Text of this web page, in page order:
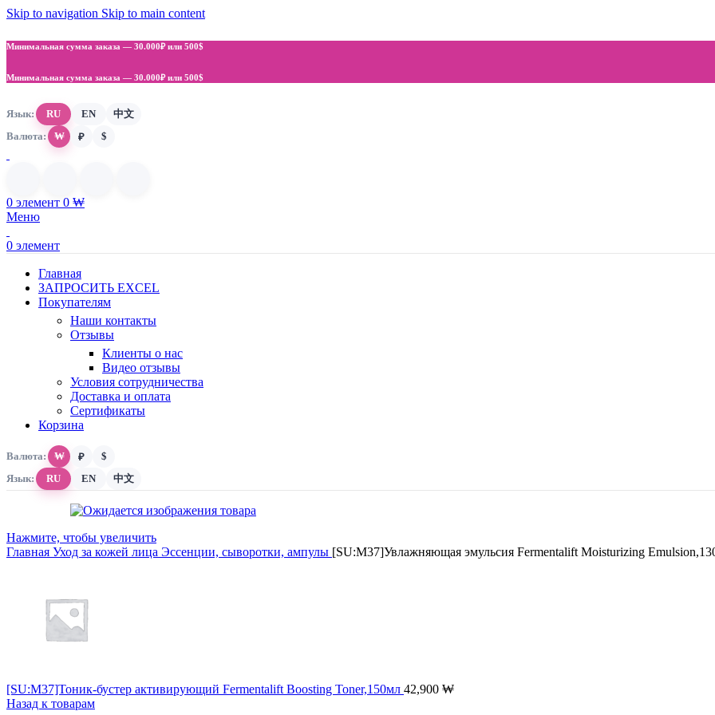
Skip to navigation Skip to main content
Минимальная сумма заказа — 30.000₽ или 500$
Минимальная сумма заказа — 30.000₽ или 500$
Язык: RU EN
中文
Валюта:
₩ ₽ $
0 элемент 0 ₩
Меню
0 элемент
Главная
ЗАПРОСИТЬ EXCEL
Покупателям
Наши контакты
Отзывы
Клиенты о нас
Видео отзывы
Условия сотрудничества
Доставка и оплата
Сертификаты
Корзина
Валюта: ₩ ₽
$
Язык:
RU EN 中文
Нажмите, чтобы увеличить
Главная Уход за кожей лица Эссенции, сыворотки, ампулы [SU:M37]Увлажняющая эмульсия Fermentalift Moisturizing
[SU:M37]Тоник-бустер активирующий Fermentalift Boosting Toner,150мл 42,900 ₩
Назад к товарам